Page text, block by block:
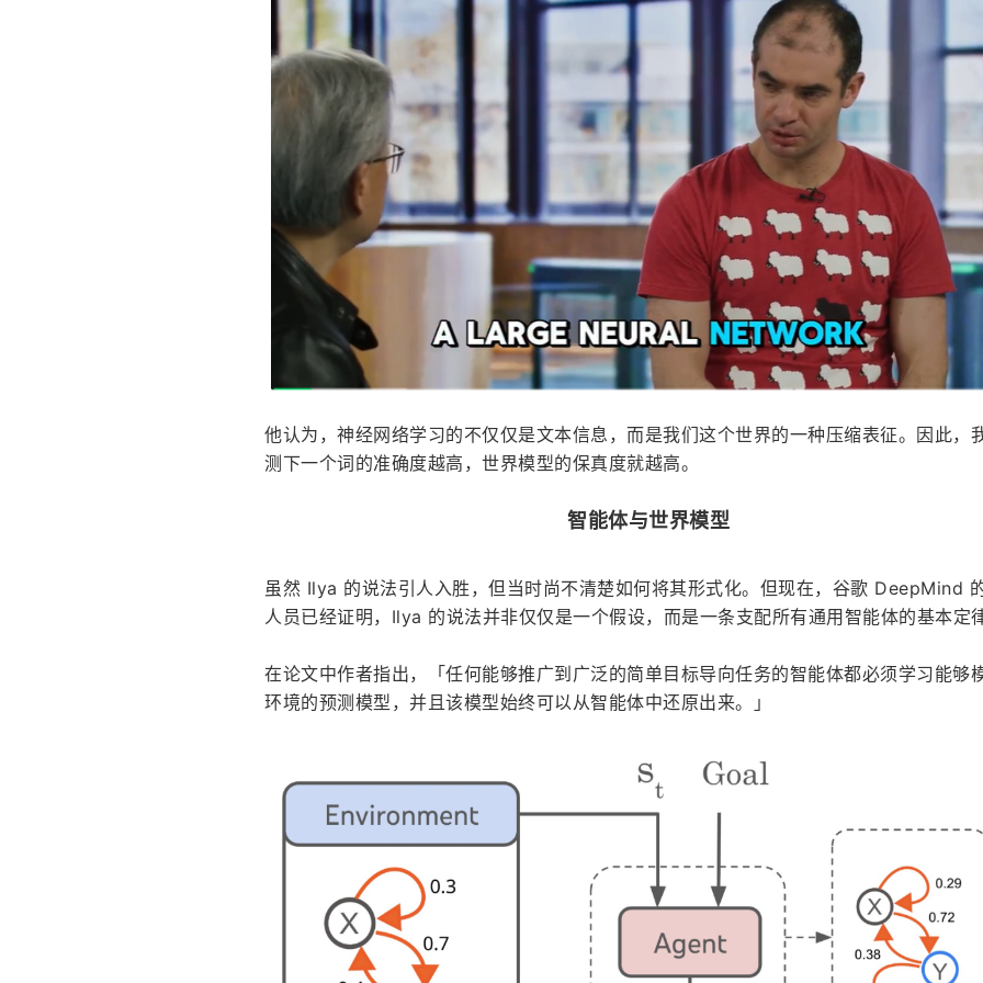
他认为，神经网络学习的不仅仅是文本信息，而是我们这个世界的一种压缩表征。因此，
测下一个词的准确度越高，世界模型的保真度就越高。
智能体与世界模型
虽然 Ilya 的说法引人入胜，但当时尚不清楚如何将其形式化。但现在，谷歌 DeepMind
人员已经证明，Ilya 的说法并非仅仅是一个假设，而是一条支配所有通用智能体的基本定
在论文中作者指出，「任何能够推广到广泛的简单目标导向任务的智能体都必须学习能够
环境的预测模型，并且该模型始终可以从智能体中还原出来。」